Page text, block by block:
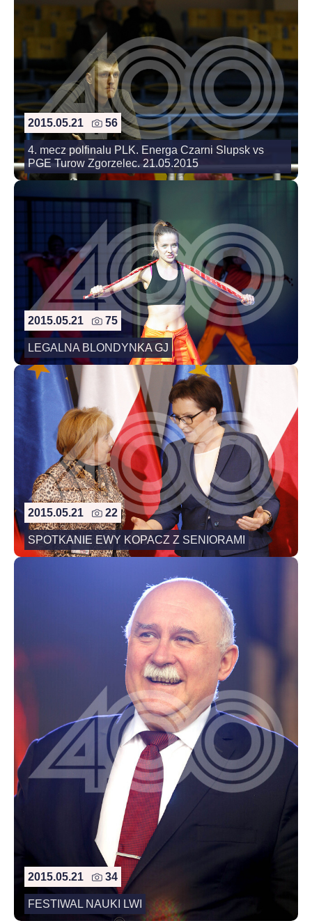
2015.05.21 56
4. mecz polfinalu PLK. Energa Czarni Slupsk vs
PGE Turow Zgorzelec. 21.05.2015
2015.05.21 75
LEGALNA BLONDYNKA GJ
2015.05.21 22
SPOTKANIE EWY KOPACZ Z SENIORAMI
2015.05.21 34
FESTIWAL NAUKI LWI